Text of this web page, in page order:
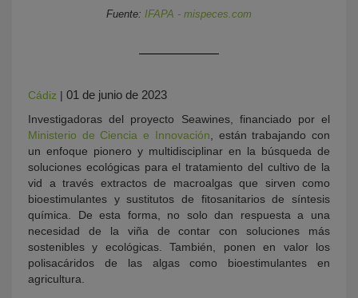
Fuente: IFAPA - mispeces.com
Cádiz | 01 de junio de 2023
Investigadoras del proyecto Seawines, financiado por el
Ministerio de Ciencia e Innovación , están trabajando con
un enfoque pionero y multidisciplinar en la búsqueda de
soluciones ecológicas para el tratamiento del cultivo de la
vid a través extractos de macroalgas que sirven como
bioestimulantes y sustitutos de fitosanitarios de síntesis
química. De esta forma, no solo dan respuesta a una
necesidad de la viña de contar con soluciones más
sostenibles y ecológicas. También, ponen en valor los
polisacáridos de las algas como bioestimulantes en
agricultura.